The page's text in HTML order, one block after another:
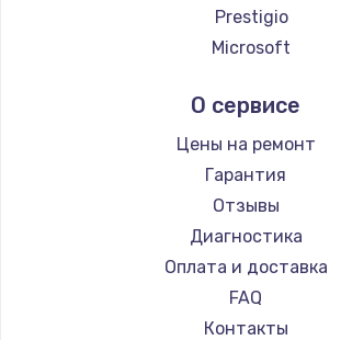
Ремонт ноутбуков
Ремонт ноутбуков
Ремонт ноутбуков
Ремонт ноутбуков iru
Ремонт ноутбуков
Ремонт ноутбуков
Ремонт ноутбуков
Ремонт ноутбуков
Ремонт ноутбуков
Prestigio
Microsoft
Aquarius
Gigabyte
Aorus
Maibenben
Getac
Epson
Philips
LG
О сервисе
Цены на ремонт
Гарантия
Отзывы
Диагностика
Оплата и доставка
FAQ
Контакты